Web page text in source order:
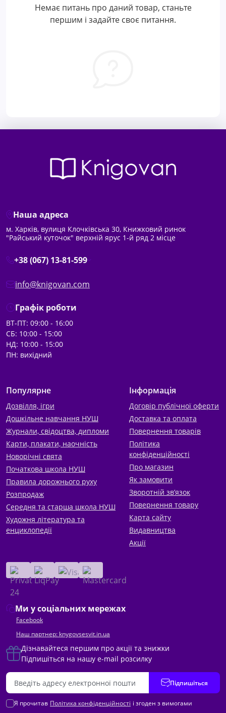
Немає питань про даний товар, станьте
першим і задайте своє питання.
Наша адреса
м. Харків, вулиця Клочківська 30, Книжковий ринок
"Райський куточок" верхній ярус 1-й ряд 2 місце
+38 (067) 13-81-599
info@knigovan.com
Графік роботи
ВТ-ПТ: 09:00 - 16:00
СБ: 10:00 - 15:00
НД: 10:00 - 15:00
ПН: вихідний
Популярне
Дозвілля, ігри
Дошкільне навчання НУШ
Журнали, свідоцтва, дипломи
Карти, плакати, наочність
Новорічні свята
Початкова школа НУШ
Правила дорожнього руху
Розпродаж
Середня та старша школа НУШ
Художня література та
енциклопедії
Інформація
Договір публічної оферти
Доставка та оплата
Повернення товарів
Політика
конфіденційності
Про магазин
Як замовити
Зворотній зв’язок
Повернення товару
Карта сайту
Видавництва
Акції
Ми у соціальних мережах
Facebook
Наш партнер: knygovsesvit.in.ua
Дізнавайтеся першим про акції та знижки
Підпишіться на нашу e-mail розсилку
Підпишіться
Я прочитав Політика конфіденційності і згоден з вимогами